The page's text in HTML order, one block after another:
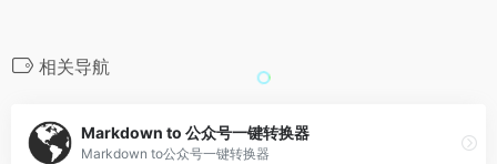
相关导航
Markdown to 公众号一键转换器
Markdown to公众号一键转换器